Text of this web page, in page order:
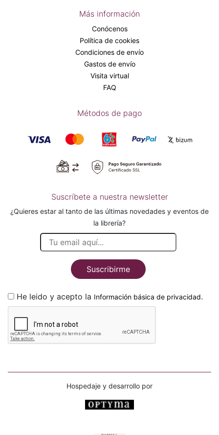
Más información
Conócenos
Política de cookies
Condiciones de envío
Gastos de envío
Visita virtual
FAQ
Métodos de pago
Suscríbete a nuestra newsletter
¿Quieres estar al tanto de las últimas novedades y eventos de
la librería?
Suscribirme
He leido y acepto la Información básica de privacidad.
Hospedaje y desarrollo por